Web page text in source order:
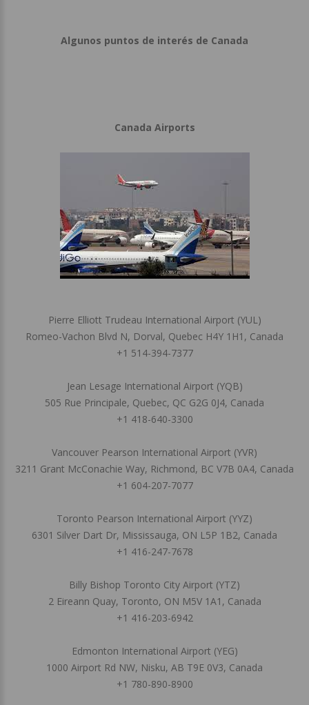
Algunos puntos de interés de Canada
Canada Airports
Pierre Elliott Trudeau International Airport (YUL)
Romeo-Vachon Blvd N, Dorval, Quebec H4Y 1H1, Canada
+1 514-394-7377
Jean Lesage International Airport (YQB)
505 Rue Principale, Quebec, QC G2G 0J4, Canada
+1 418-640-3300
Vancouver Pearson International Airport (YVR)
3211 Grant McConachie Way, Richmond, BC V7B 0A4, Canada
+1 604-207-7077
Toronto Pearson International Airport (YYZ)
6301 Silver Dart Dr, Mississauga, ON L5P 1B2, Canada
+1 416-247-7678
Billy Bishop Toronto City Airport (YTZ)
2 Eireann Quay, Toronto, ON M5V 1A1, Canada
+1 416-203-6942
Edmonton International Airport (YEG)
1000 Airport Rd NW, Nisku, AB T9E 0V3, Canada
+1 780-890-8900